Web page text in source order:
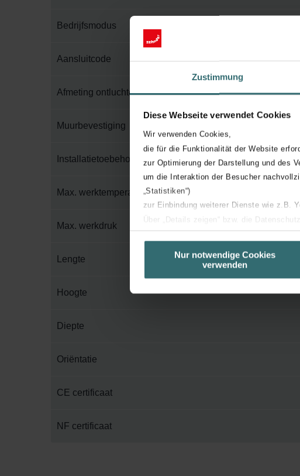
Zustimmung
Diese Webseite verwendet Cookies
Wir verwenden Cookies,
die für die Funktionalität der Website
zur Optimierung der Darstellung und des
um die Interaktion der Besucher
„Statistiken“)
zur Einbindung weiterer Dienste wie z.B.
Über „Details zeigen“ bzw. die
unserer Website verwenden, um Ihnen
basierend auf Ihren Interessen zur
Datenschutzerklärung widerrufen.
Nur notwendige Cookies
verwenden
Bedrijfsmodus
Aansluitcode
Afmeting ontluchter
Muurbevestiging
Installatietoebehoren in verpakking
Max. werktemperatuur
Max. werkdruk
Lengte
Hoogte
Diepte
Oriëntatie
CE certificaat
NF certificaat